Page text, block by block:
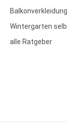
Wintergarten
alle Ratgeber